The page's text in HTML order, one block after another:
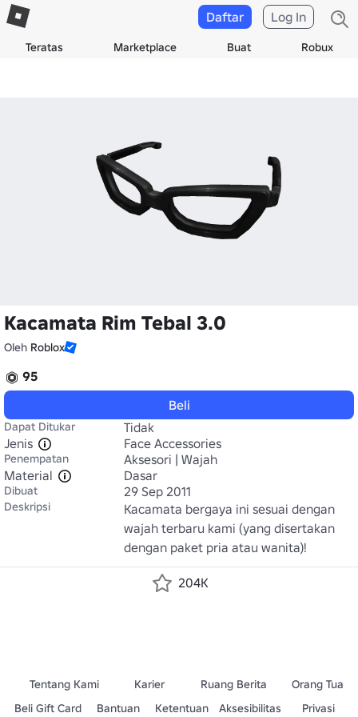
Teratas Marketplace Buat Robux
Daftar Log In
Kacamata Rim Tebal 3.0
Oleh Roblox
95
Beli
Dapat Ditukar
Tidak
Jenis
Face Accessories
Penempatan
Aksesori | Wajah
Material
Dasar
Dibuat 29 Sep 2011
Deskripsi
Kacamata bergaya ini sesuai dengan
wajah terbaru kami (yang disertakan
dengan paket pria atau wanita)!
204K
Tentang Kami Karier Ruang Berita
Orang Tua
Beli Gift Card
Bantuan Ketentuan Aksesibilitas Privasi